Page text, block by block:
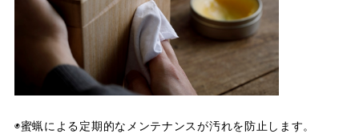
◉蜜蝋による定期的なメンテナンスが汚れを防止します。